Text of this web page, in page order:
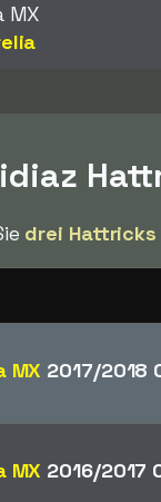
MX
drei Hattricks
MX 2017/2018
MX 2016/2017